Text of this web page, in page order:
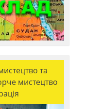
та
мистецтво